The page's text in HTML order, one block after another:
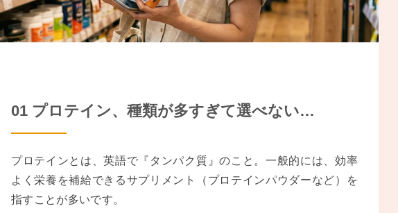
01 プロテイン、種類が多すぎて選べない…
プロテインとは、英語で『タンパク質』のこと。一般的には、効率
よく栄養を補給できるサプリメント（プロテインパウダーなど）を
指すことが多いです。